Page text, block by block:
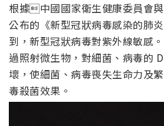
根據中國國家衛生健康委員會
公布的《新型冠狀病毒感染的肺
到，新型冠狀病毒對紫外線敏感
過照射微生物，對細菌、病毒的
壞，使細菌、病毒喪失生命力及
毒殺菌效果。